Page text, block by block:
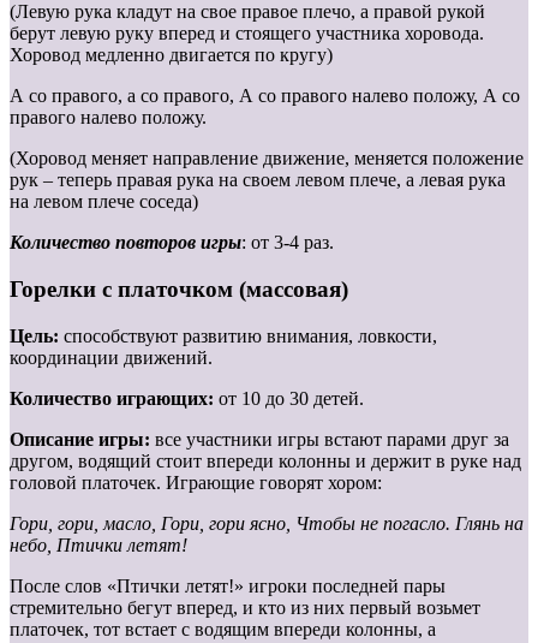
(Левую рука кладут на свое правое плечо, а правой рукой
берут левую руку вперед и стоящего участника хоровода.
Хоровод медленно двигается по кругу)
А со правого, а со правого, А со правого налево положу, А со
правого налево положу.
(Хоровод меняет направление движение, меняется положение
рук – теперь правая рука на своем левом плече, а левая рука
на левом плече соседа)
Количество повторов игры: от 3-4 раз.
Горелки с платочком (массовая)
Цель: способствуют развитию внимания, ловкости,
координации движений.
Количество играющих: от 10 до 30 детей.
Описание игры: все участники игры встают парами друг за
другом, водящий стоит впереди колонны и держит в руке над
головой платочек. Играющие говорят хором:
Гори, гори, масло, Гори, гори ясно, Чтобы не погасло. Глянь на
небо, Птички летят!
После слов «Птички летят!» игроки последней пары
стремительно бегут вперед, и кто из них первый возьмет
платочек, тот встает с водящим впереди колонны, а